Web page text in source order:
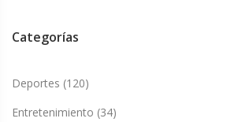
Categorías
Deportes (120)
Entretenimiento (34)